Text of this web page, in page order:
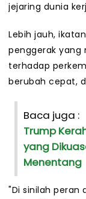
jejaring dunia
Lebih jauh,
penggerak yang
terhadap
berubah cepat,
Baca juga :
Trump
yang
Menentang
"Di sinilah peran